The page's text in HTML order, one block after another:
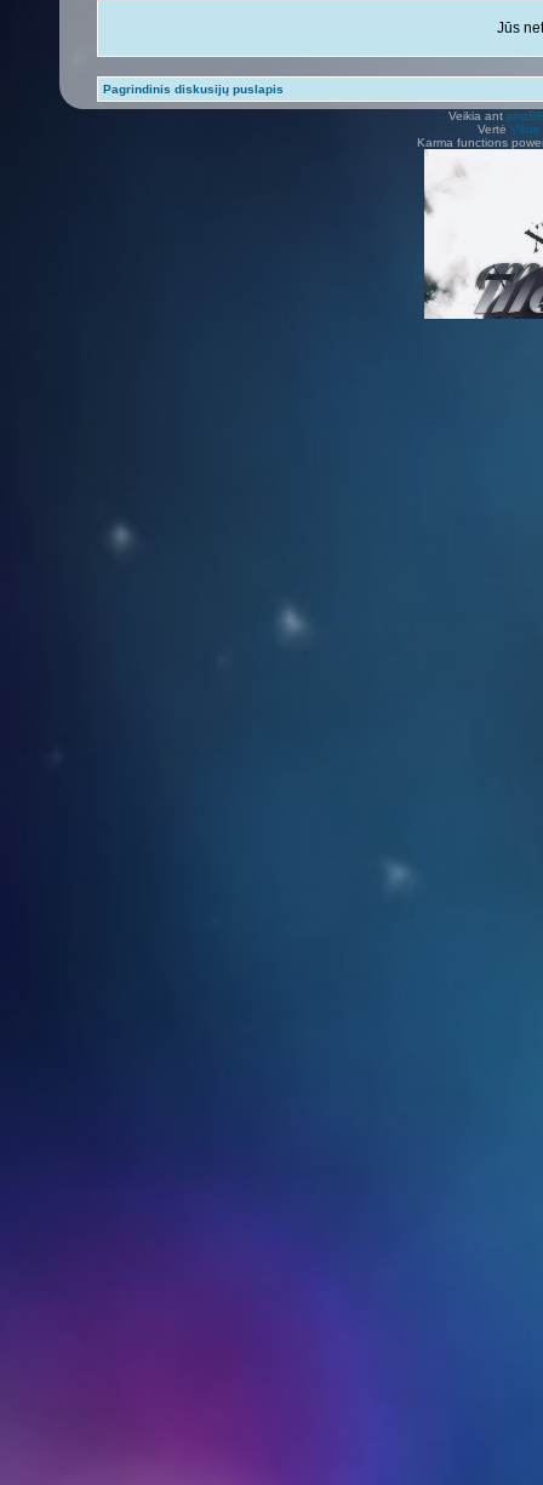
Jūs
Pagrindinis diskusijų puslapis
Veikia ant
Vertė Vilius
Karma functions